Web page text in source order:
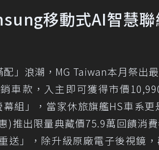
移動式AI智慧
」浪潮，MG Taiwan本月祭出
車款，入主即可獲得市價
組」，當家休旅旗艦HS車系
)推出限量典藏價75.9萬回饋消
送」，除升級原廠電子後視鏡